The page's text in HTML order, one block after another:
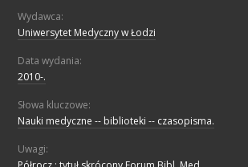
Wydawca:
Uniwersytet Medyczny w Łodzi
Data wydania:
2010-.
Słowa kluczowe:
Nauki medyczne -- biblioteki -- czasopisma.
Uwagi: